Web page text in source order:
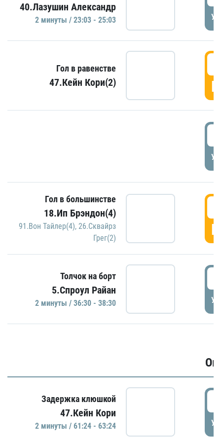
40.Лазушин Александр
2 минуты / 23:03 - 25:03
Гол в равенстве
47.Кейн Кори(2)
Гол в большинстве
18.Ип Брэндон(4)
91.Вон Тайлер(4), 26.Сквайрз
Грег(2)
Толчок на борт
5.Спроул Райан
2 минуты / 36:30 - 38:30
Задержка клюшкой
47.Кейн Кори
2 минуты / 61:24 - 63:24